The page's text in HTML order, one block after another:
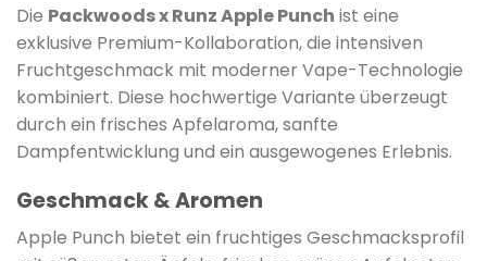
Die Packwoods x Runz Apple Punch ist eine
exklusive Premium-Kollaboration, die intensiven
Fruchtgeschmack mit moderner Vape-Technologie
kombiniert. Diese hochwertige Variante überzeugt
durch ein frisches Apfelaroma, sanfte
Dampfentwicklung und ein ausgewogenes Erlebnis.
Geschmack & Aromen
Apple Punch bietet ein fruchtiges Geschmacksprofil